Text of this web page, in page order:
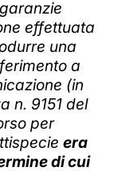
effettuata
una
a
(in
n. 9151 del
per
era
di cui